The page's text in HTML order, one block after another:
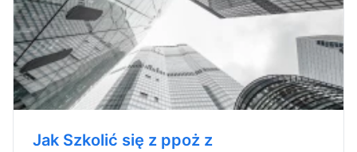
Jak Szkolić się z ppoż z